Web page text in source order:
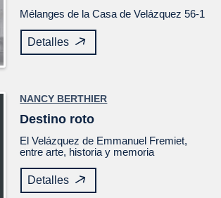
Mélanges de la Casa de Velázquez 56-1
Detalles
NANCY BERTHIER
Destino roto
ElVelázquez de Emmanuel Fremiet,
entre arte, historia y memoria
Detalles